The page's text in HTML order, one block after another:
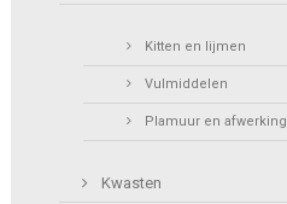
Kitten en lijmen
Vulmiddelen
Plamuur en afwerking
Kwasten